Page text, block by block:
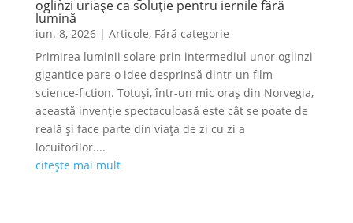
oglinzi uriașe ca soluție pentru iernile fără
lumină
iun. 8, 2026| Articole, Fără categorie
Primirea luminii solare prin intermediul unor oglinzi
gigantice pare o idee desprinsă dintr-un film
science-fiction. Totuși, într-un mic oraș din Norvegia,
această invenție spectaculoasă este cât se poate de
reală și face parte din viața de zi cu zi a
locuitorilor....
citește mai mult